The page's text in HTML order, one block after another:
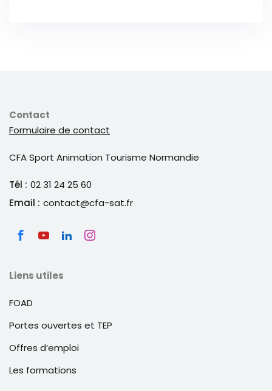
Contact
Formulaire de contact
CFA Sport Animation Tourisme Normandie
Tél : 02 31 24 25 60
Email : contact@cfa-sat.fr
Liens utiles
FOAD
Portes ouvertes et TEP
Offres d’emploi
Les formations